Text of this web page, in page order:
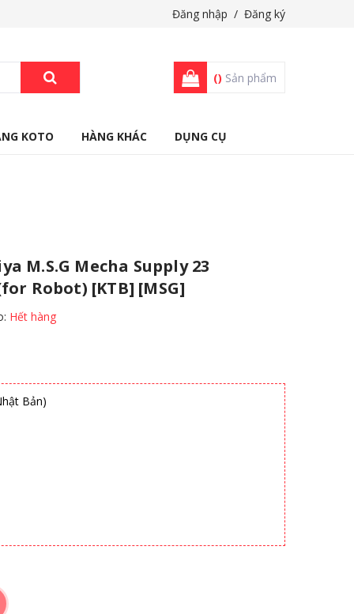
Đăng nhập / Đăng ký
() Sản phẩm
KOTO HÀNG KHÁC DỤNG CỤ
M.S.G Mecha Supply 23
Robot) [KTB] [MSG]
Hết hàng
Bản)